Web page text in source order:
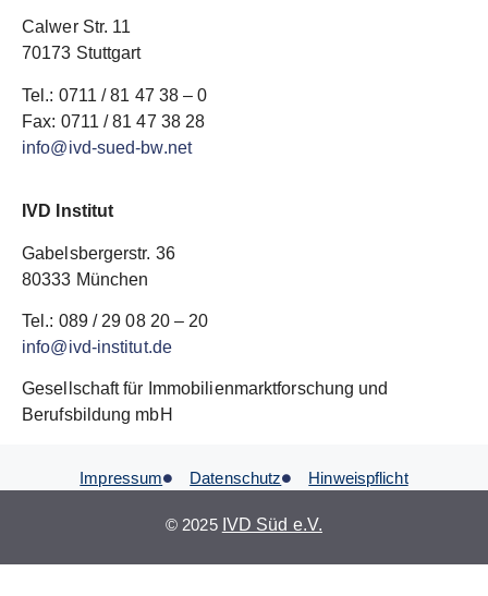
Calwer Str. 11
70173 Stuttgart
Tel.: 0711 / 81 47 38 – 0
Fax: 0711 / 81 47 38 28
info@ivd-sued-bw.net
IVD Institut
Gabelsbergerstr. 36
80333 München
Tel.: 089 / 29 08 20 – 20
info@ivd-institut.de
Gesellschaft für Immobilienmarktforschung und
Berufsbildung mbH
Impressum Datenschutz Hinweispflicht
© 2025 IVD Süd e.V.